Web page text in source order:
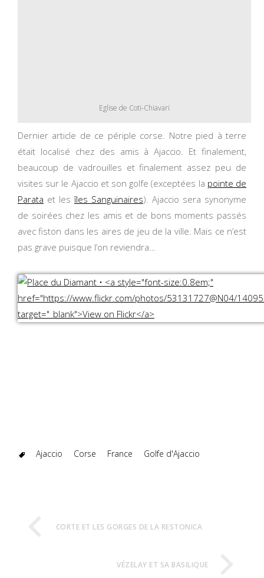
Eglise de Coti-Chiavari
Dernier article de ce périple corse. Notre pied à terre
était localisé chez des amis à Ajaccio. Et finalement,
beaucoup de vadrouilles et finalement assez peu de
visites sur le Ajaccio et son golfe (exceptées la pointe de
Parata et lesîles Sanguinaires). Ajaccio sera synonyme
de soirées chez les amis et de bons moments passés
avec fiston dans les aires de jeu de la ville. Mais ce n’est
pas grave puisque l’on reviendra…
Ajaccio Corse France Golfe d'Ajaccio
CORTE ET LES GORGES DE LA RESTONICA
VÉZELAY ET SA BASILIQUE